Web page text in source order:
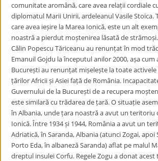
comunitate aromână, care avea relații cordiale
diplomatul Marii Unirii, ardeleanul Vasile Stoica.
care avea ieșire la Marea Ionică, este un alt
noastră a pierdut moștenirea lăsată de
Călin Popescu Tăriceanu au renunțat în mod
Emanuil Gojdu la începutul anilor 2000, așa
București au renunțat mișelește la toate
țărilor Africii și Asiei față de România.
Guvernului de la București de a recupera
este similară cu trădarea de țară. O situație
în Albania, unde țara noastră a avut un teritoriu
Ionică. Între 1934 și 1944, România a avut un
Adriatică, în Saranda, Albania (atunci Zogai,
Porto Eda, în albaneză Saranda) aflat pe malul
dreptul insulei Corfu. Regele Zogu a donat